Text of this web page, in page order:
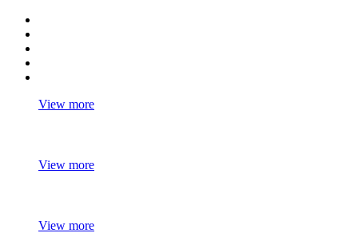
View more
View more
View more